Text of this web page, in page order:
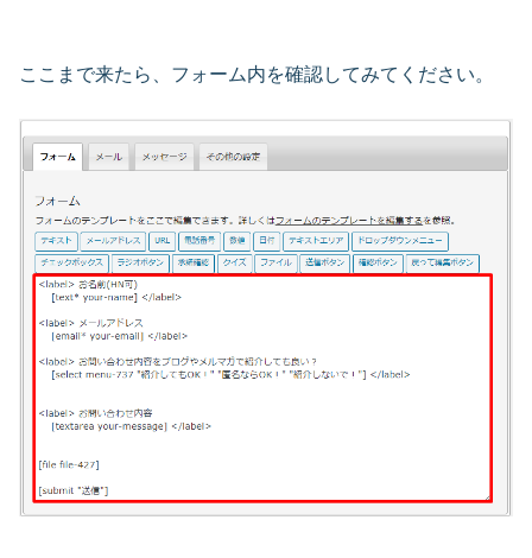
ここまで来たら、フォーム内を確認してみてください。